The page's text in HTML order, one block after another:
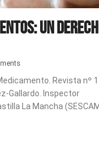
un
Revista nº
Gallardo. Inspector
La Mancha